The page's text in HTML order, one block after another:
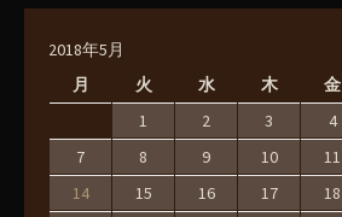
2018年5月
月
火 水 木 金
1 2 3 4
7
8 9 10 11
14
15 16 17 18